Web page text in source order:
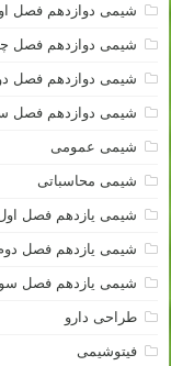
شیمی دوازدهم فصل
شیمی دوازدهم فصل
شیمی دوازدهم فصل
شیمی دوازدهم فصل
شیمی عمومی
شیمی محاسباتی
شیمی یازدهم فصل
شیمی یازدهم فصل
شیمی یازدهم فصل
طراحی دارو
فیتوشیمی